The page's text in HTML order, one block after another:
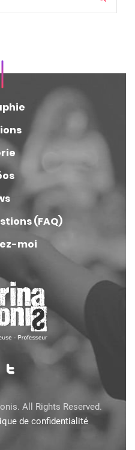
(FAQ)
moi
All Rights Reserved.
de confidentialité